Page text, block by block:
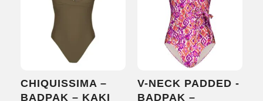
Deze
optie
gekozen
op
Deze
optie
kan
gekozen
worden
op
CHIQUISSIMA –
BADPAK – KAKI
V-NECK PADDED -
BADPAK –